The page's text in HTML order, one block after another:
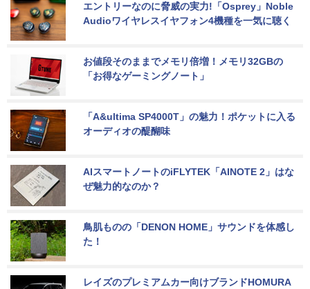
エントリーなのに脅威の実力!「Osprey」Noble
Audioワイヤレスイヤフォン4機種を一気に聴く
お値段そのままでメモリ倍増！メモリ32GBの
「お得なゲーミングノート」
「A&ultima SP4000T」の魅力！ポケットに入る
オーディオの醍醐味
AIスマートノートのiFLYTEK「AINOTE 2」はな
ぜ魅力的なのか？
鳥肌ものの「DENON HOME」サウンドを体感し
た！
レイズのプレミアムカー向けブランドHOMURA